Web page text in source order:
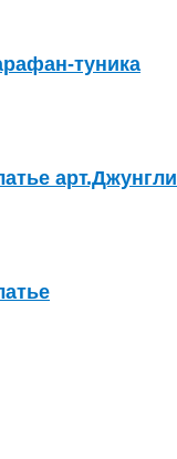
туника
арт.Джунгли